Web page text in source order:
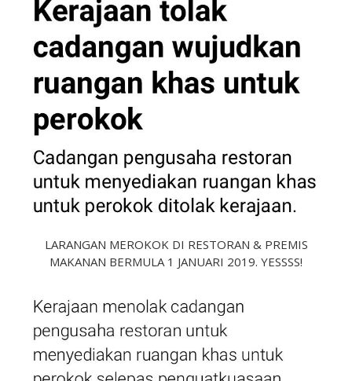
LARANGAN MEROKOK DI RESTORAN & PREMIS
MAKANAN BERMULA 1 JANUARI 2019. YESSSS!